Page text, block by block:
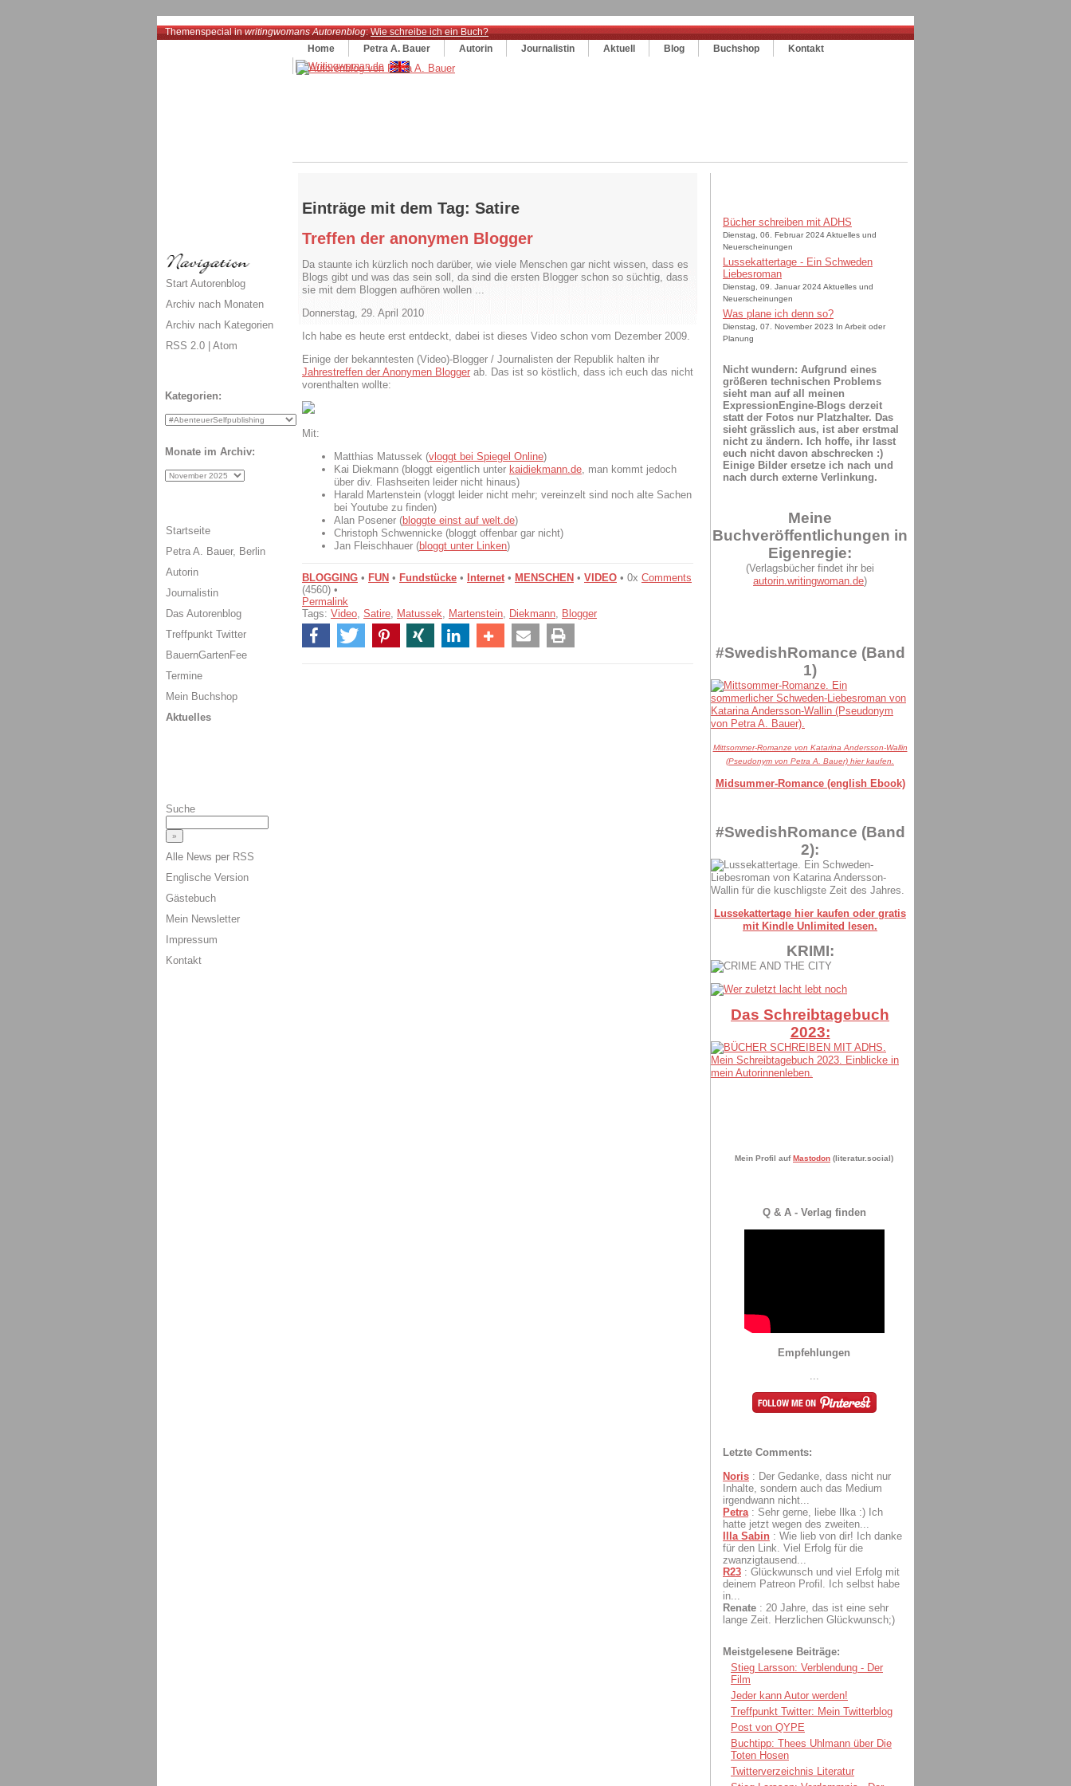
Themenspecial inwritingwomans Autorenblog:Wie schreibe ich ein Buch?
Home
Petra A. Bauer Autorin Journalistin Aktuell Blog Buchshop Kontakt
Einträge mit dem Tag: Satire
Treffen der anonymen Blogger
Da staunte ich kürzlich noch darüber, wie viele Menschen gar nicht wissen, dass es
Blogs gibt und was das sein soll, da sind die ersten Blogger schon so süchtig, dass
sie mit dem Bloggen aufhören wollen ...
Donnerstag, 29. April 2010
Ich habe es heute erst entdeckt, dabei ist dieses Video schon vom Dezember 2009.
Einige der bekanntesten (Video)-Blogger / Journalisten der Republik halten ihr
Jahrestreffen der Anonymen Blogger ab. Das ist so köstlich, dass ich euch das nicht
vorenthalten wollte:
Mit:
Matthias Matussek (vloggt bei Spiegel Online)
Kai Diekmann (bloggt eigentlich unter kaidiekmann.de , man kommt jedoch
über div. Flashseiten leider nicht hinaus)
Harald Martenstein (vloggt leider nicht mehr; vereinzelt sind noch alte Sachen
bei Youtube zu finden)
Alan Posener (bloggte einst auf welt.de)
Christoph Schwennicke (bloggt offenbar gar nicht)
Jan Fleischhauer (bloggt unter Linken)
BLOGGING • FUN • Fundstücke • Internet • MENSCHEN • VIDEO • 0x Comments
(4560) •
Permalink
Tags: Video Satire Matussek Martenstein Diekmann Blogger
Bücher schreiben mit ADHS
Dienstag, 06. Februar 2024 Aktuelles und
Neuerscheinungen
Lussekattertage - Ein Schweden
Liebesroman
Dienstag, 09. Januar 2024 Aktuelles und
Neuerscheinungen
Was plane ich denn so?
Dienstag, 07. November 2023 In Arbeit oder
Planung
Nicht wundern: Aufgrund eines
größeren technischen Problems
sieht man auf all meinen
ExpressionEngine-Blogs derzeit
statt der Fotos nur Platzhalter. Das
sieht grässlich aus, ist aber erstmal
nicht zu ändern. Ich hoffe, ihr lasst
euch nicht davon abschrecken :)
Einige Bilder ersetze ich nach und
nach durch externe Verlinkung.
Meine
Buchveröffentlichungen in
Eigenregie:
(Verlagsbücher findet ihr bei
autorin.writingwoman.de)
#SwedishRomance (Band
1)
Mittsommer-Romanze von Katarina Andersson-Wallin
(Pseudonym von Petra A. Bauer) hier kaufen.
Midsummer-Romance (english Ebook)
#SwedishRomance (Band
2):
Lussekattertage hier kaufen oder gratis
mit Kindle Unlimited lesen.
KRIMI:
Das Schreibtagebuch
2023:
Mein Profil auf Mastodon (literatur.social)
Q & A - Verlag finden
Empfehlungen
Letzte Comments:
Noris : Der Gedanke, dass nicht nur
Inhalte, sondern auch das Medium
irgendwann nicht...
Petra : Sehr gerne, liebe Ilka :) Ich
hatte jetzt wegen des zweiten...
Illa Sabin : Wie lieb von dir! Ich danke
für den Link. Viel Erfolg für die
zwanzigtausend...
R23 : Glückwunsch und viel Erfolg mit
deinem Patreon Profil. Ich selbst habe
in...
Renate : 20 Jahre, das ist eine sehr
lange Zeit. Herzlichen Glückwunsch;)
Meistgelesene Beiträge:
Stieg Larsson: Verblendung - Der
Film
Jeder kann Autor werden!
Treffpunkt Twitter: Mein Twitterblog
Post von QYPE
Buchtipp: Thees Uhlmann über Die
Toten Hosen
Twitterverzeichnis Literatur
Start Autorenblog
Archiv nach Monaten
Archiv nach Kategorien
RSS 2.0 | Atom
Kategorien:
Monate im Archiv:
Startseite
Petra A. Bauer, Berlin
Autorin
Journalistin
Das Autorenblog
Treffpunkt Twitter
BauernGartenFee
Termine
Mein Buchshop
Aktuelles
Suche
Alle News per RSS
Englische Version
Gästebuch
Mein Newsletter
Impressum
Kontakt